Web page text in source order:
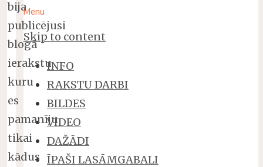
Menu
Skip to content
INFO
RAKSTU DARBI
BILDES
VIDEO
DAŽĀDI
ĪPAŠI LASĀMGABALI
bija
publicējusi
blogā
ierakstu,
kuru
es
pamanīju
tikai
kādus